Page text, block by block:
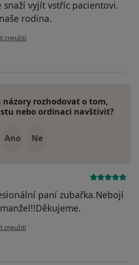
snaží vyjít vstříc pacientovi.
rodina.
uživatele Váš účet byl odstraněn
zneužití
názory rozhodovat o tom,
nebo ordinaci navštívit?
Ano Ne
paní zubařka.Nebojí
uživatele Pacient
zneužití